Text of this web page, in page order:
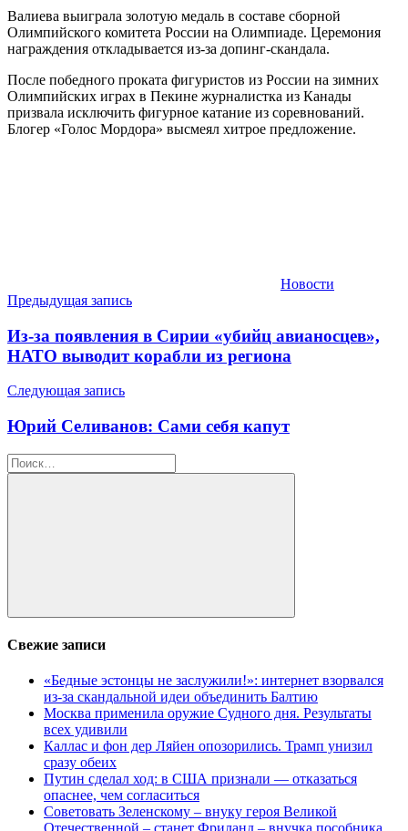
Валиева выиграла золотую медаль в составе сборной
Олимпийского комитета России на Олимпиаде. Церемония
награждения откладывается из-за допинг-скандала.
После победного проката фигуристов из России на зимних
Олимпийских играх в Пекине журналистка из Канады
призвала исключить фигурное катание из соревнований.
Блогер «Голос Мордора» высмеял хитрое предложение.
Новости
Навигация
по
записям
Предыдущая запись
Из-за появления в Сирии «убийц авианосцев»,
НАТО выводит корабли из региона
Следующая запись
Юрий Селиванов: Сами себя капут
Найти:
Поиск
Свежие записи
«Бедные эстонцы не заслужили!»: интернет взорвался
из-за скандальной идеи объединить Балтию
Москва применила оружие Судного дня. Результаты
всех удивили
Каллас и фон дер Ляйен опозорились. Трамп унизил
сразу обеих
Путин сделал ход: в США признали — отказаться
опаснее, чем согласиться
Советовать Зеленскому – внуку героя Великой